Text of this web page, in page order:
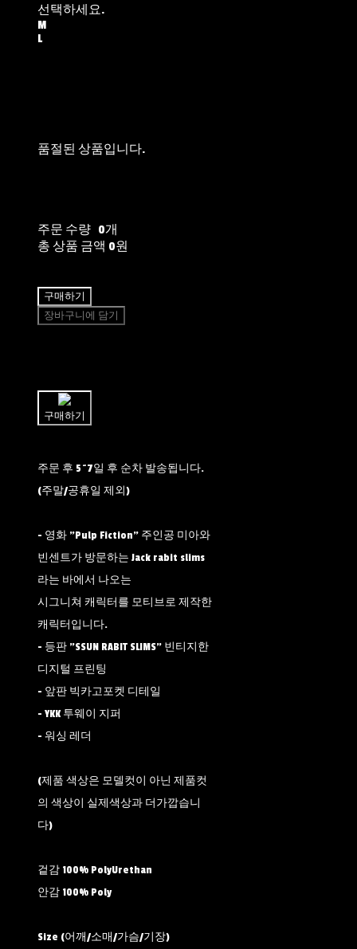
선택하세요.
M
L
품절된 상품입니다.
주문 수량 0개
총 상품 금액 0원
구매하기
장바구니에 담기
구매하기
주문 후 5~7일 후 순차 발송됩니다.
(주말/공휴일 제외)
- 영화 "Pulp Fiction" 주인공 미아와
빈센트가 방문하는 Jack rabit slims
라는 바에서 나오는
시그니쳐 캐릭터를 모티브로 제작한
캐릭터입니다.
- 등판 "SSUN RABIT SLIMS" 빈티지한
디지털 프린팅
- 앞판 빅카고포켓 디테일
- YKK 투웨이 지퍼
- 워싱 레더
(제품 색상은 모델컷이 아닌 제품컷
의 색상이 실제색상과 더가깝습니
다)
겉감 100% PolyUrethan
안감 100% Poly
Size (어깨/소매/가슴/기장)